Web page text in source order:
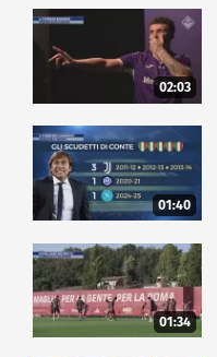
02:03
01:40
01:34